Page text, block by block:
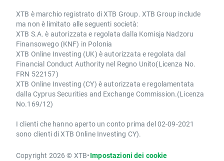
XTB è marchio registrato di XTB Group. XTB Group include
ma non è limitato alle seguenti società:
XTB S.A. è autorizzata e regolata dalla Komisja Nadzoru
Finansowego (KNF) in Polonia
XTB Online Investing (UK) è autorizzata e regolata dal
Financial Conduct Authority nel Regno Unito(Licenza No.
FRN 522157)
XTB Online Investing (CY) è autorizzata e regolamentata
dalla Cyprus Securities and Exchange Commission.(Licenza
No.169/12)
I clienti che hanno aperto un conto prima del 02-09-2021
sono clienti di XTB Online Investing CY).
Copyright 2026 © XTB•Impostazioni dei cookie